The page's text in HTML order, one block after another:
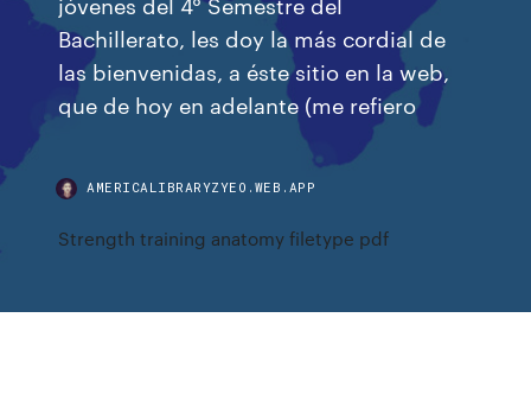
Bachillerato, les doy la más cordial de
las bienvenidas, a éste sitio en la web,
que de hoy en adelante (me refiero
AMERICALIBRARYZYEO.WEB.APP
Strength training anatomy filetype pdf